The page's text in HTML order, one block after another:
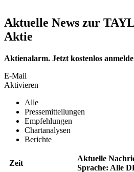
Aktuelle News zur
Aktie
Aktienalarm. Jetzt kostenlos
E-Mail
Aktivieren
Alle
Pressemitteilungen
Empfehlungen
Chartanalysen
Berichte
Zeit
Aktuelle
Sprache: Alle